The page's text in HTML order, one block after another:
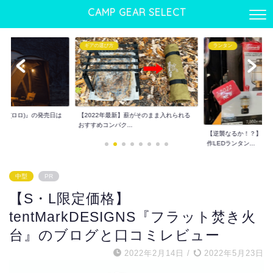
CAMP GEAR SELECT
そのまま入れられる
ランタン
作LEDランタン...
ギアの選び方
ワンタッチテントおす
でも使える優れもの...
中型 PR
【S・L限定価格】
tentMarkDESIGNS『フラット焚き火
台』のブログと口コミレビュー
2022年2月14日 / 2022年5月23日